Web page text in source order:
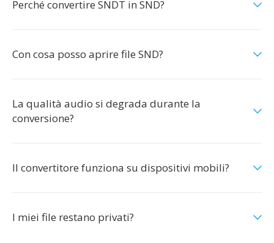
Perché convertire SNDT in SND?
Con cosa posso aprire file SND?
La qualità audio si degrada durante la
conversione?
Il convertitore funziona su dispositivi mobili?
I miei file restano privati?